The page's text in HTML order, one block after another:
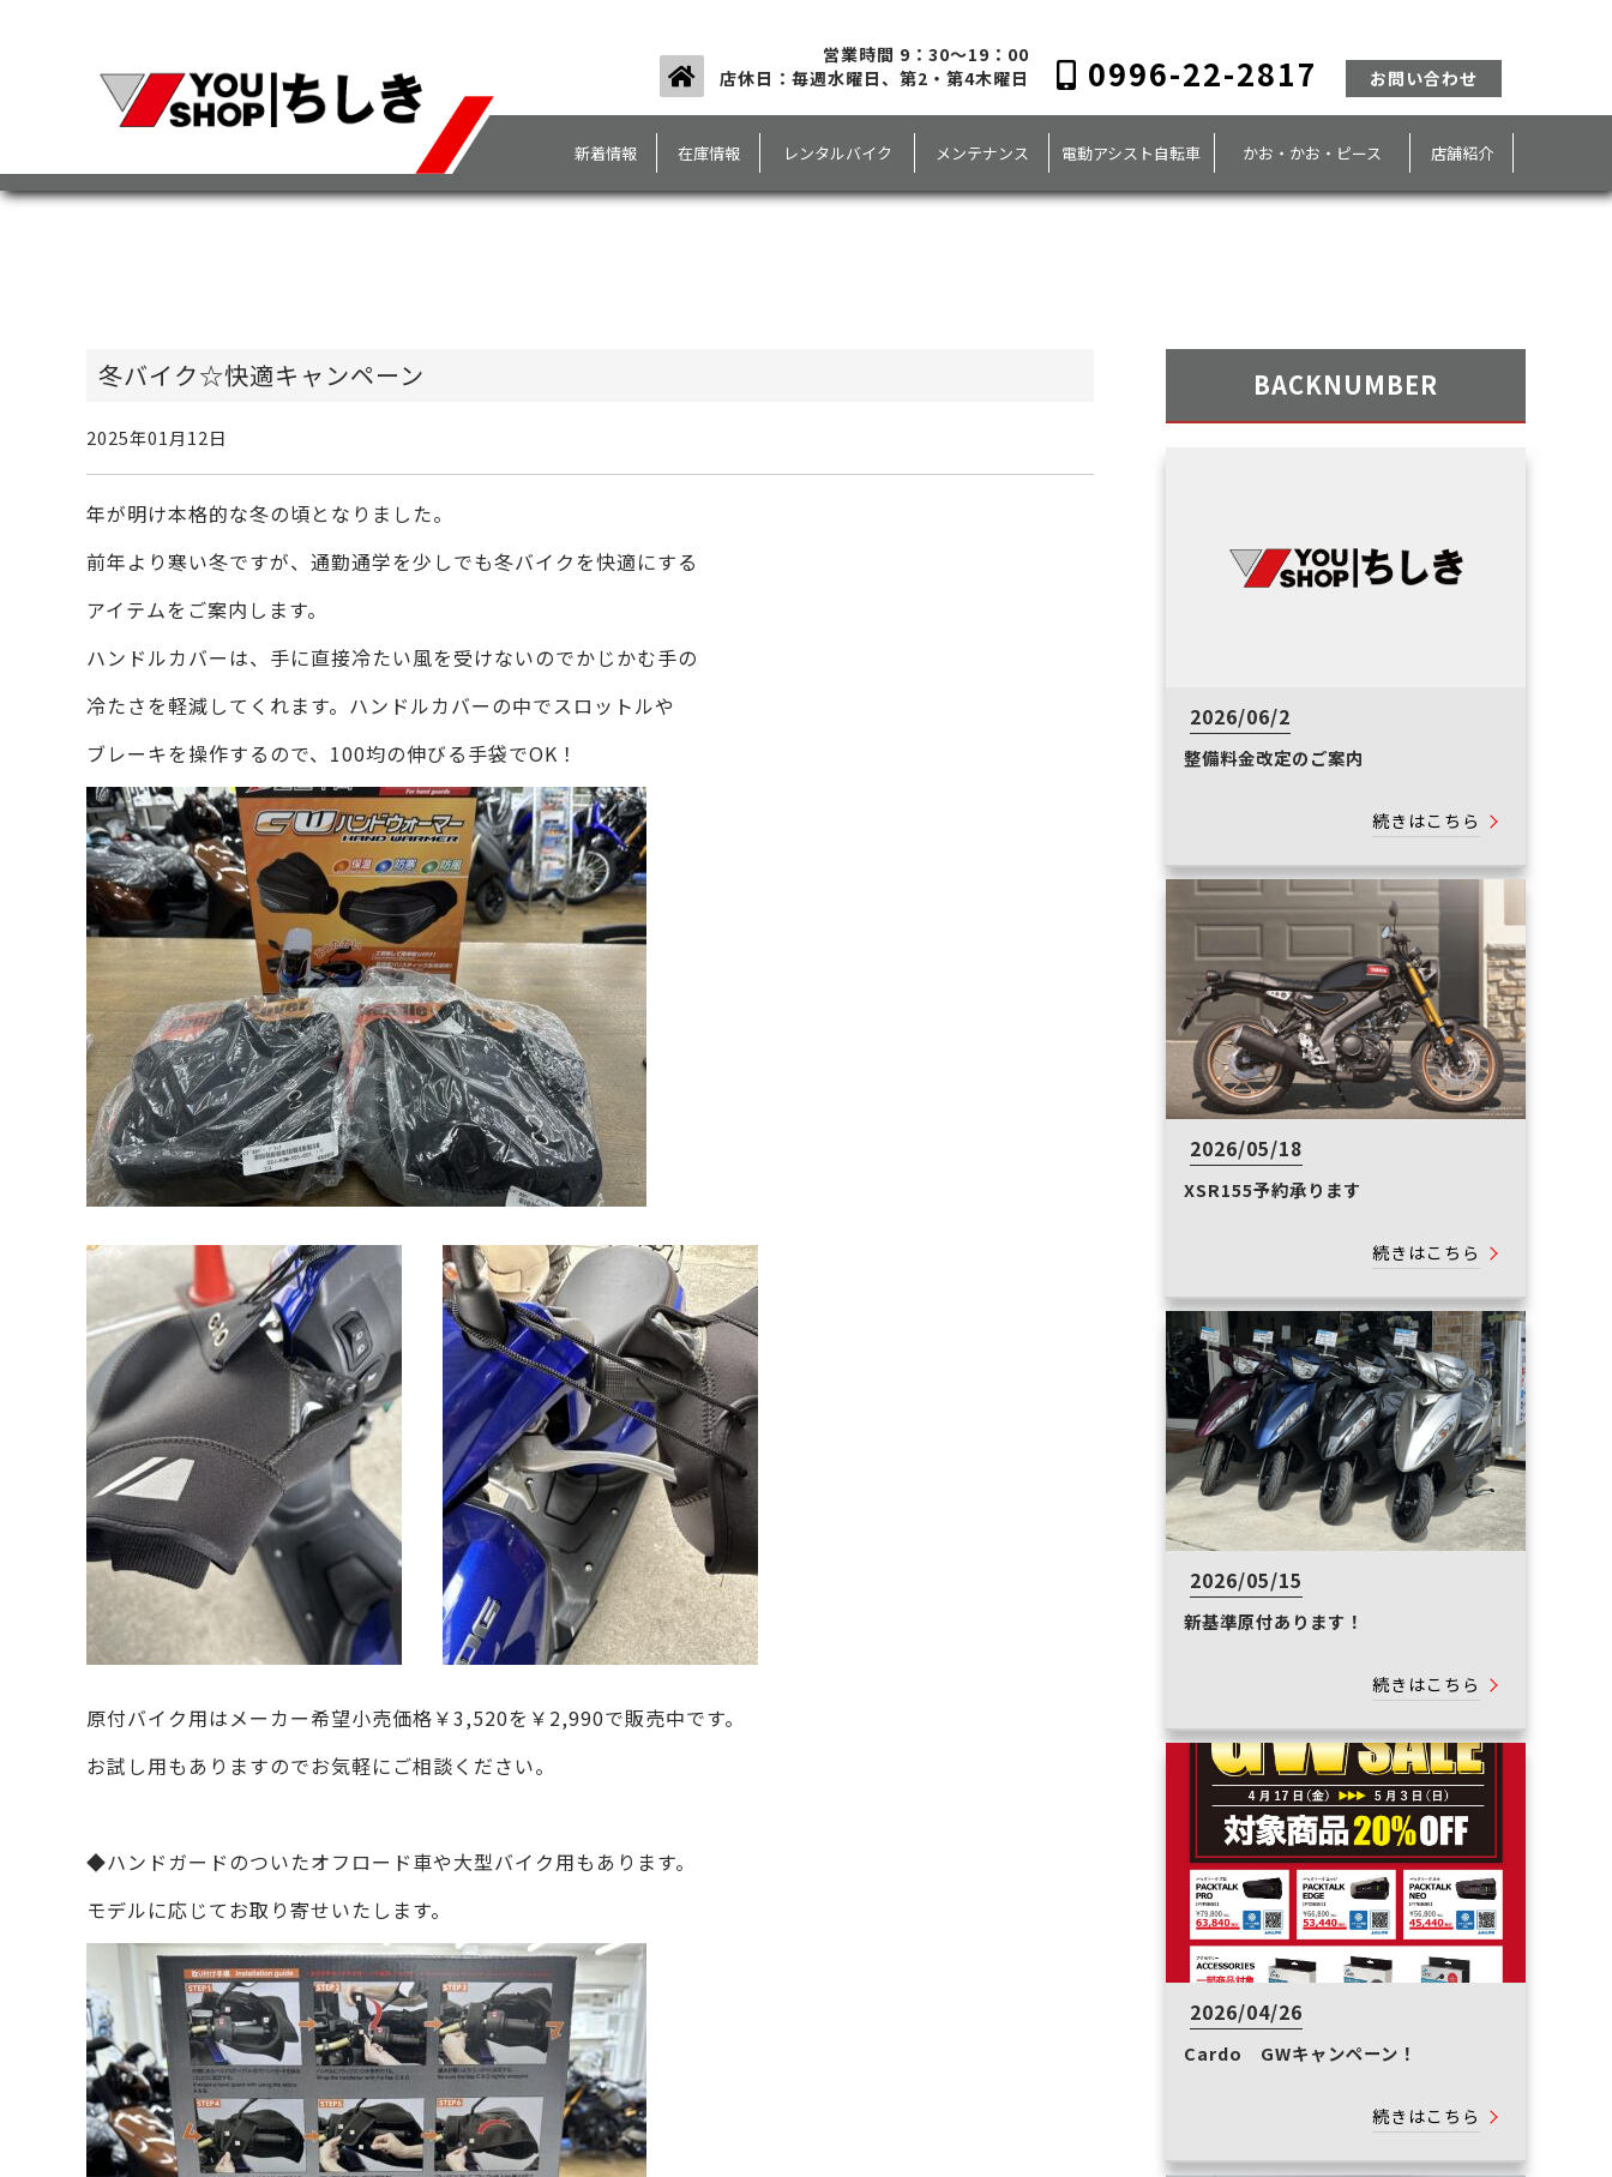
営業時間 9：30～19：00
店休日：毎週水曜日、第2・第4木曜日
0996-22-2817 お問い合わせ
新着情報 在庫情報 レンタルバイク メンテナンス 電動アシスト自転車 かお・かお・ピース 店舗紹介
冬バイク☆快適キャンペーン
2025年01月12日
年が明け本格的な冬の頃となりました。
前年より寒い冬ですが、通勤通学を少しでも冬バイクを快適にする
アイテムをご案内します。
ハンドルカバーは、手に直接冷たい風を受けないのでかじかむ手の
冷たさを軽減してくれます。ハンドルカバーの中でスロットルや
ブレーキを操作するので、100均の伸びる手袋でOK！
原付バイク用はメーカー希望小売価格￥3,520を￥2,990で販売中です。
お試し用もありますのでお気軽にご相談ください。
◆ハンドガードのついたオフロード車や大型バイク用もあります。
モデルに応じてお取り寄せいたします。
BACKNUMBER
2026/06/2
整備料金改定のご案内
続きはこちら
2026/05/18
XSR155予約承ります
続きはこちら
2026/05/15
新基準原付あります！
続きはこちら
2026/04/26
Cardo GWキャンペーン！
続きはこちら